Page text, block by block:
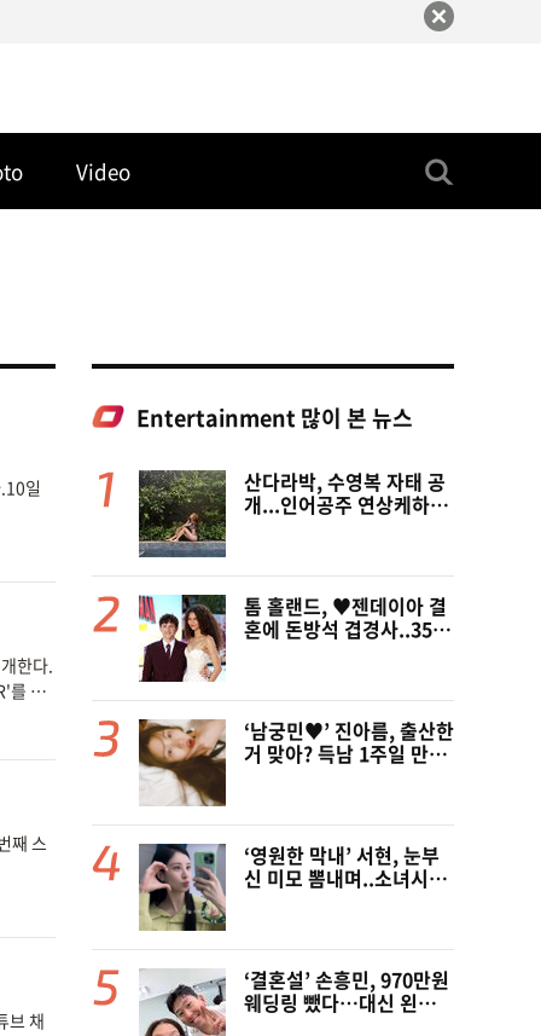
Video
일
한다.
를 게
째 스
브 채
Entertainment 많이 본 뉴스
산다라박, 수영복 자태 공
개...인어공주 연상케하는
톰 홀랜드, ♥︎젠데이아 결
혼에 돈방석 겹경사..350
‘남궁민♥’ 진아름, 출산한
거 맞아? 득남 1주일 만에
‘영원한 막내’ 서현, 눈부
신 미모 뽐내며..소녀시대
‘결혼설’ 손흥민, 970만원
웨딩링 뺐다…대신 왼쪽